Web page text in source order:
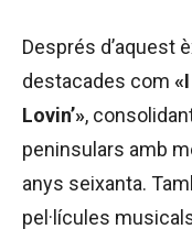
Després d’aquest
destacades com
Lovin’»,
peninsulars amb
anys seixanta.
pel·lícules